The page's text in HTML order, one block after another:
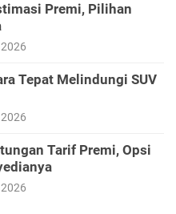
Premi, Pilihan
Tepat Melindungi SUV
Tarif Premi, Opsi